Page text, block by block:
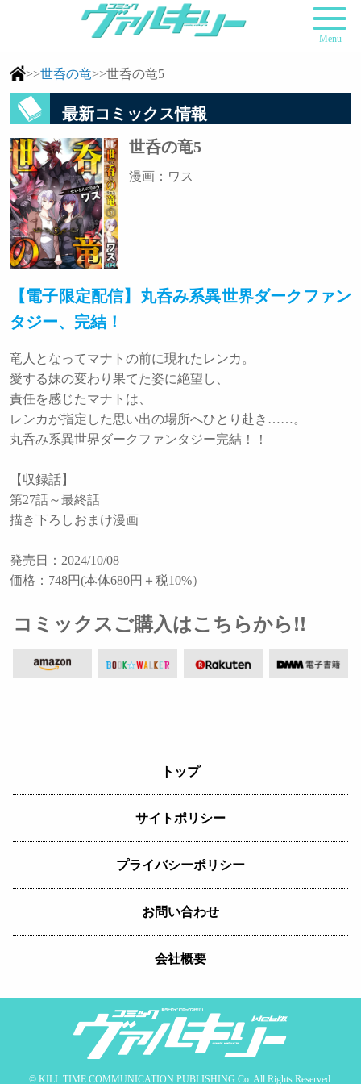
Menu
>>世呑の竜>>世呑の竜5
最新コミックス情報
世呑の竜5
漫画：ワス
【電子限定配信】丸呑み系異世界ダークファン
タジー、完結！
竜人となってマナトの前に現れたレンカ。
愛する妹の変わり果てた姿に絶望し、
責任を感じたマナトは、
レンカが指定した思い出の場所へひとり赴き……。
丸呑み系異世界ダークファンタジー完結！！
【収録話】
第27話～最終話
描き下ろしおまけ漫画
発売日：2024/10/08
価格：748円(本体680円＋税10%）
コミックスご購入はこちらから!!
トップ
サイトポリシー
プライバシーポリシー
お問い合わせ
会社概要
© KILL TIME COMMUNICATION PUBLISHING Co. All Rights Reserved.